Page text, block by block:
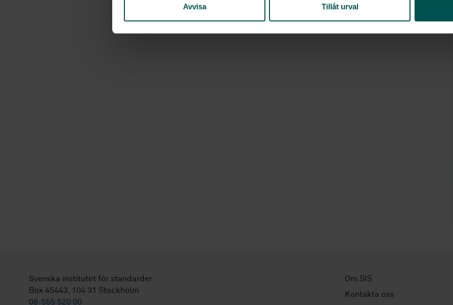
s
Avvisa Tillåt urval
Svenska institutet för standarder
Box 45443, 104 31 Stockholm
08-555 520 00
Om SIS
Kontakta oss